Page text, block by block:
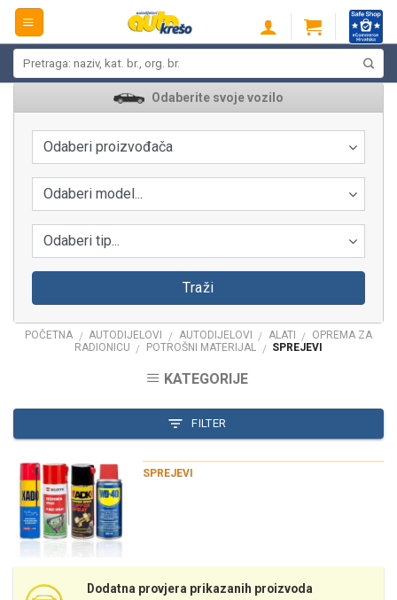
Skip
content
Odaberite svoje vozilo
Odaberi proizvođača
Odaberi model...
Odaberi tip...
Traži
POČETNA / AUTODIJELOVI / AUTODIJELOVI / ALATI / OPREMA ZA
RADIONICU / POTROŠNI MATERIJAL / SPREJEVI
KATEGORIJE
FILTER
SPREJEVI
Dodatna provjera prikazanih proizvoda